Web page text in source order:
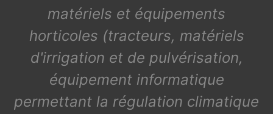
matériels et équipements
horticoles (tracteurs, matériels
d'irrigation et de pulvérisation,
équipement informatique
permettant la régulation climatique